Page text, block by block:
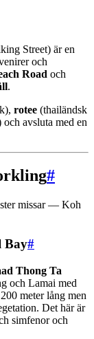
Street) är en
och
Road och
.
rotee (thailändsk
avsluta med en
#
missar — Koh
Bay#
Thong Ta
och Lamai med
meter lång men
Det här är
simfenor och